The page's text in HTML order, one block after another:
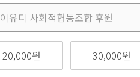
20,000원 30,000원